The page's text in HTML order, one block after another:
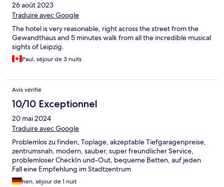
26 août 2023
Traduire avec Google
The hotel is very reasonable, right across the street from the
Gewandthaus and 5 minutes walk from all the incredible musical
sights of Leipzig.
Paul, séjour de 3 nuits
Avis vérifié
10/10 Exceptionnel
20 mai 2024
Traduire avec Google
Problemlos zu finden, Toplage, akzeptable Tiefgaragenpreise,
zentrumsnah, modern, sauber, super freundlicher Service,
problemloser CheckIn und-Out, bequeme Betten, auf jeden
Fall eine Empfehlung im Stadtzentrum
hen, séjour de 1 nuit